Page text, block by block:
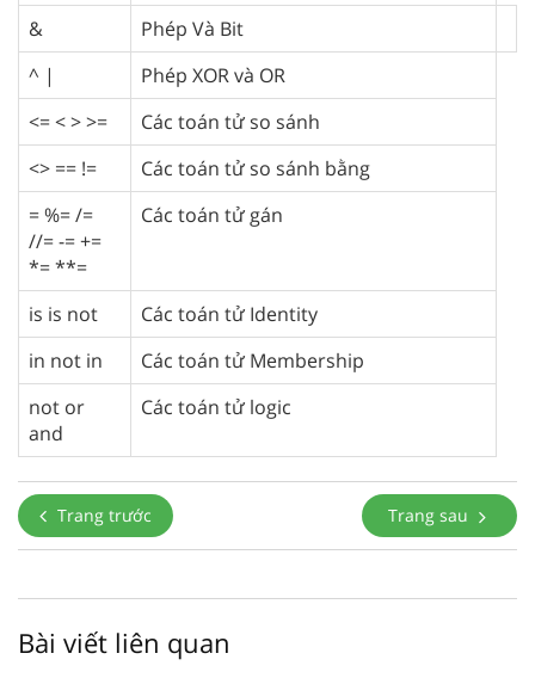
&
Phép Và Bit
^ |
Phép XOR và OR
<= < > >=
Các toán tử so sánh
<> == !=
Các toán tử so sánh bằng
= %= /=
//= -= +=
*= **=
Các toán tử gán
is is not
Các toán tử Identity
in not in
Các toán tử Membership
not or
and
Các toán tử logic
Trang trước Trang sau
Bài viết liên quan